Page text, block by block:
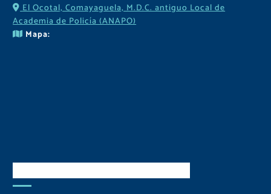
El Ocotal, Comayaguela, M.D.C. antiguo Local de
Academia de Policía (ANAPO)
Mapa: